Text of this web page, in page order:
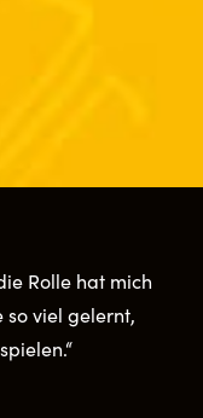
Rolle hat mich
so viel gelernt,